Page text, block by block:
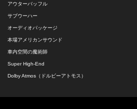
アウターバッフル
サブウーハー
オーディオパッケージ
本場アメリカンサウンド
車内空間の魔術師
Super High-End
Dolby Atmos（ドルビーアトモス）